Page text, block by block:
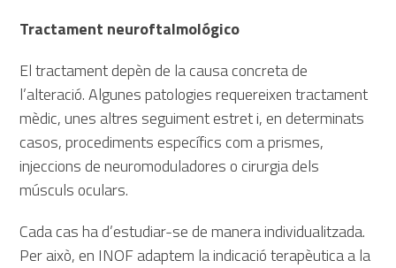
Tractament neuroftalmológico
El tractament depèn de la causa concreta de
l’alteració. Algunes patologies requereixen tractament
mèdic, unes altres seguiment estret i, en determinats
casos, procediments específics com a prismes,
injeccions de neuromoduladores o cirurgia dels
músculs oculars.
Cada cas ha d’estudiar-se de manera individualitzada.
Per això, en INOF adaptem la indicació terapèutica a la